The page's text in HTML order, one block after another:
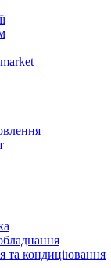
та кондиціювання